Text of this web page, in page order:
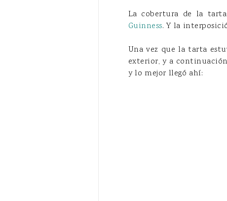
La cobertura de la
Guinness. Y la
Una vez que la tarta
exterior, y a
y lo mejor llegó ahí: